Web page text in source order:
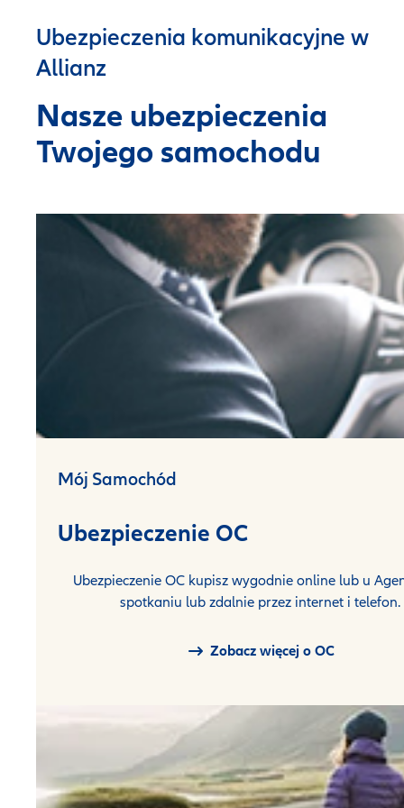
Ubezpieczenia komunikacyjne w
Allianz
Nasze ubezpieczenia
Twojego samochodu
Mój Samochód
Ubezpieczenie OC
Ubezpieczenie OC kupisz wygodnie online lub u
spotkaniu lub zdalnie przez internet i telefon.
Zobacz więcej o OC